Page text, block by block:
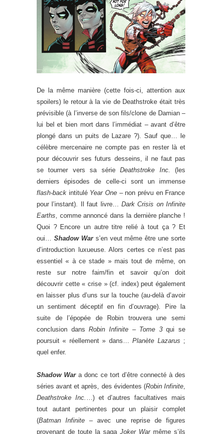
De la même manière (cette fois-ci, attention aux
spoilers) le retour à la vie de Deathstroke était très
prévisible (à l’inverse de son fils/clone de Damian –
lui bel et bien mort dans l’immédiat – avant d’être
plongé dans un puits de Lazare ?). Sauf que… le
célèbre mercenaire ne compte pas en rester là et
pour découvrir ses futurs desseins, il ne faut pas
se tourner vers sa sérieDeathstroke Inc.
(les
derniers épisodes de celle-ci sont un immense
flash-back intitulé Year One – non prévu en France
pour l’instant). Il faut livre… Dark Crisis on Infinite
Earths, comme annoncé dans la dernière planche !
Quoi ? Encore un autre titre relié à tout ça ? Et
oui… Shadow Wars’en veut même être une sorte
d’introduction luxueuse. Alors certes ce n’est pas
essentiel « à ce stade » mais tout de même, on
reste sur notre faim/fin et savoir qu’on doit
découvrir cette « crise » (cf. index) peut également
en laisser plus d’uns sur la touche (au-delà d’avoir
un sentiment déceptif en fin d’ouvrage). Pire la
suite de l’épopée de Robin trouvera une semi
conclusion dansRobin Infinite – Tome 3qui se
poursuit « réellement » dans…Planète Lazarus ;
quel enfer.
Shadow Wara donc ce tort d’être connecté à des
séries avant et après, des évidentes (Robin Infinite,
Deathstroke Inc. …) et d’autres facultatives mais
tout autant pertinentes pour un plaisir complet
(Batman Infinite –avec une reprise de figures
provenant de toute la sagaJoker War même s’ils